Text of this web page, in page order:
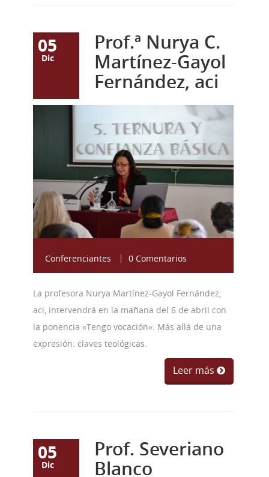
05
Dic
Prof.ª Nurya C.
Martínez-Gayol
Fernández, aci
DSC_0284 - copia
(2).JPG
Conferenciantes 0 Comentarios
La profesora Nurya Martínez-Gayol Fernández,
aci, intervendrá en la mañana del 6 de abril con
la ponencia «Tengo vocación». Más allá de una
expresión: claves teológicas.
Leer más
05
Dic
Prof. Severiano
Blanco